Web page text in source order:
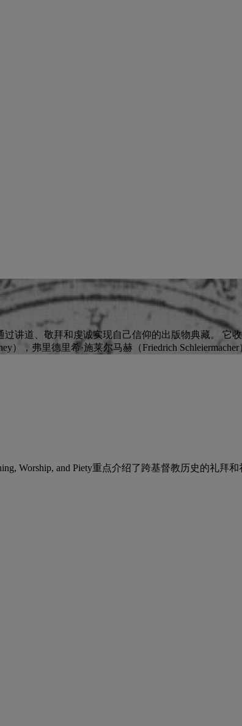
过讲道、敬拜和虔诚实现自己信仰的出版物典藏。
），弗里德里希·施莱尔马赫（Friedrich
Worship, and Piety重点介绍了跨基督教历史的礼